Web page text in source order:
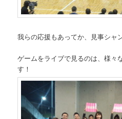
我らの応援もあってか、見事シャ
ゲームをライブで見るのは、様々
す！